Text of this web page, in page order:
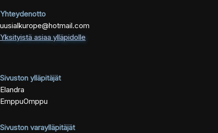
Yhteydenotto
uusialkurope@hotmail.com
Yksityistä asiaa ylläpidolle
Sivuston ylläpitäjät
Elandra
EmppuOmppu
Sivuston varaylläpitäjät